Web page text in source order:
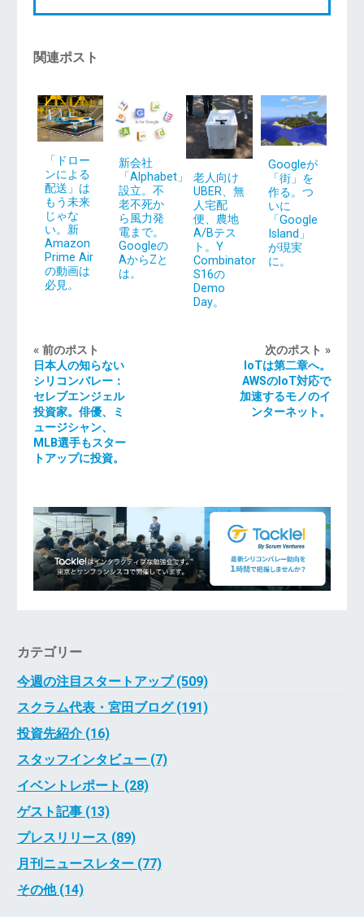
関連ポスト
「ドロー
ンによる
配送」は
もう未来
じゃな
い。新
Amazon
Prime Air
の動画は
必見。
新会社
「Alphabet」
設立。不
老不死か
ら風力発
電まで。
Googleの
AからZと
は。
老人向け
UBER、無
人宅配
便、農地
A/Bテス
ト。Y
Combinator
S16の
Demo
Day。
Googleが
「街」を
作る。つ
いに
「Google
Island」
が現実
に。
« 前のポスト
日本人の知らない
シリコンバレー：
セレブエンジェル
投資家。俳優、ミ
ュージシャン、
MLB選手もスター
トアップに投資。
次のポスト »
IoTは第二章へ。
AWSのIoT対応で
加速するモノのイ
ンターネット。
カテゴリー
今週の注目スタートアップ (509)
スクラム代表・宮田ブログ (191)
投資先紹介 (16)
スタッフインタビュー (7)
イベントレポート (28)
ゲスト記事 (13)
プレスリリース (89)
月刊ニュースレター (77)
その他 (14)